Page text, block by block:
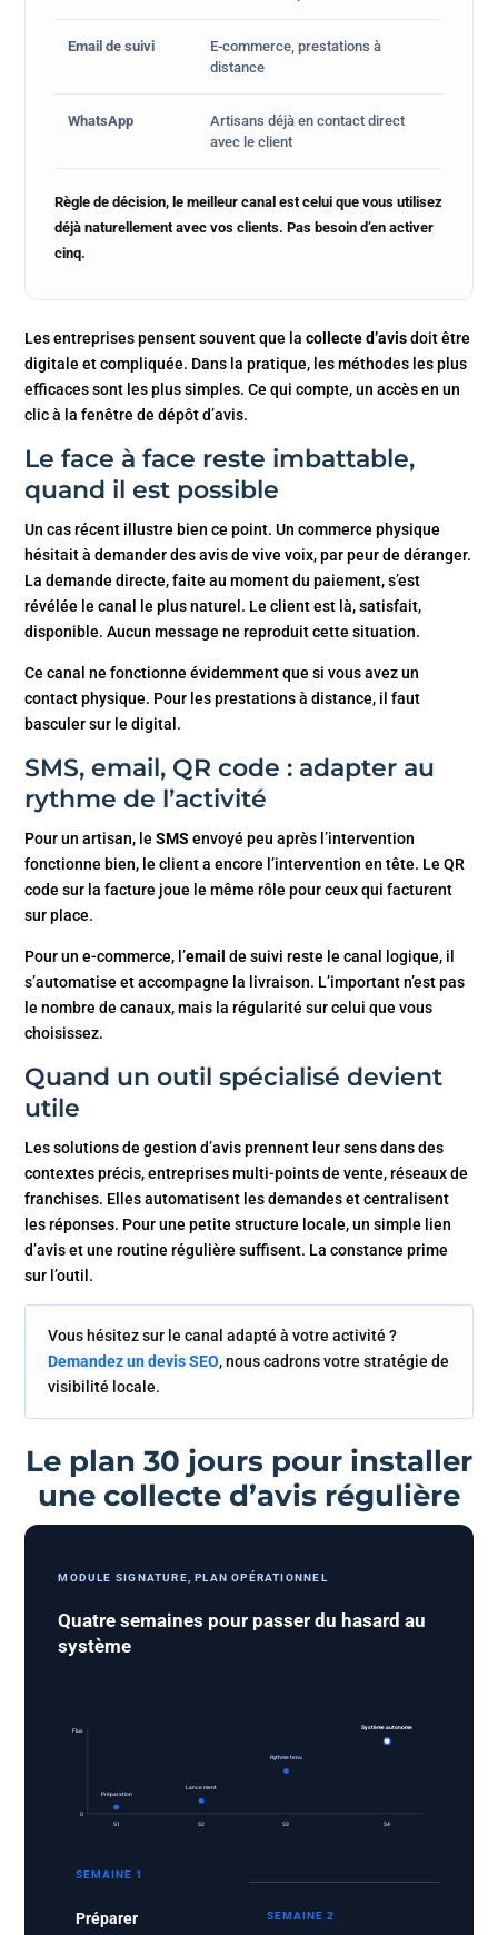
Email de suivi
E-commerce, prestations à
distance
WhatsApp
Artisans déjà en contact direct
avec le client
Règle de décision, le meilleur canal est celui que vous utilisez
déjà naturellement avec vos clients. Pas besoin d’en activer
cinq.
Les entreprises pensent souvent que lacollecte d’avisdoit être
digitale et compliquée. Dans la pratique, les méthodes les plus
efficaces sont les plus simples. Ce qui compte, un accès en un
clic à la fenêtre de dépôt d’avis.
Le face à face reste imbattable,
quand il est possible
Un cas récent illustre bien ce point. Un commerce physique
hésitait à demander des avis de vive voix, par peur de déranger.
La demande directe, faite au moment du paiement, s’est
révélée le canal le plus naturel. Le client est là, satisfait,
disponible. Aucun message ne reproduit cette situation.
Ce canal ne fonctionne évidemment que si vous avez un
contact physique. Pour les prestations à distance, il faut
basculer sur le digital.
SMS, email, QR code : adapter au
rythme de l’activité
Pour un artisan, leSMS envoyé peu après l’intervention
fonctionne bien, le client a encore l’intervention en tête. Le QR
code sur la facture joue le même rôle pour ceux qui facturent
sur place.
Pour un e-commerce, l’email de suivi reste le canal logique, il
s’automatise et accompagne la livraison. L’important n’est pas
le nombre de canaux, mais la régularité sur celui que vous
choisissez.
Quand un outil spécialisé devient
utile
Les solutions de gestion d’avis prennent leur sens dans des
contextes précis, entreprises multi-points de vente, réseaux de
franchises. Elles automatisent les demandes et centralisent
les réponses. Pour une petite structure locale, un simple lien
d’avis et une routine régulière suffisent. La constance prime
sur l’outil.
Vous hésitez sur le canal adapté à votre activité ?
Demandez un devis SEO, nous cadrons votre stratégie de
visibilité locale.
Le plan 30 jours pour installer
une collecte d’avis régulière
MODULE SIGNATURE, PLAN OPÉRATIONNEL
Quatre semaines pour passer du hasard au
système
0
Flux
S1 S2 S3 S4
Préparation
Lancement
Rythme tenu
Système autonome
SEMAINE 1
Préparer SEMAINE 2